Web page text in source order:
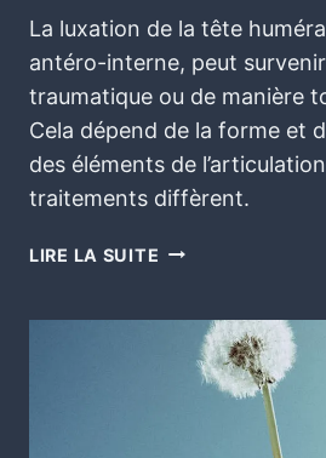
La luxation de la tête
antéro-interne, peut
traumatique ou de manière
Cela dépend de la forme et
des éléments de
traitements diffèrent.
LIRE LA SUITE